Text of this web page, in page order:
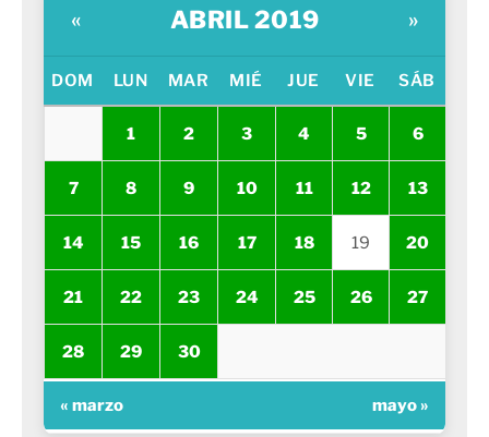
« ABRIL 2019 »
DOM LUN MAR MIÉ JUE VIE SÁB
1 2 3 4 5 6
7 8 9 10 11 12 13
14 15 16 17 18 19 20
21 22 23 24 25 26 27
28 29 30
« marzo mayo »